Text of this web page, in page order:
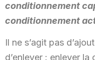
conditionnement
conditionnement
Il ne s’agit pas
d’enlever : enlever